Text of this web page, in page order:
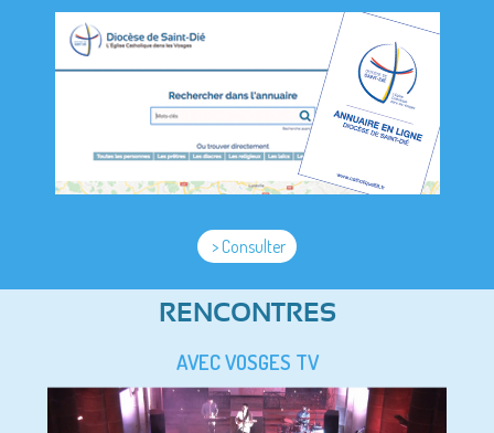
> Consulter
RENCONTRES
AVEC VOSGES TV